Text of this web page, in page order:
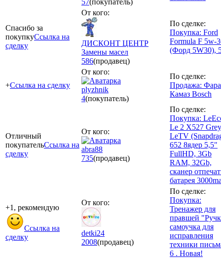
Спасибо за
покупкуСсылка на
сделку
От кого:
ДИСКОНТ ЦЕНТР
Замены масел
586(продавец)
По сделке:
Покупка: Ford
Formula F 5w-
(Форд 5W30),
+Ссылка на сделку
От кого:
plyzhnik
4(покупатель)
По сделке:
Продажа: Фара
Камаз Bosch
Отличный
покупательСсылка на
сделку
От кого:
abra88
735(продавец)
По сделке:
Покупка:
Le 2 X527 Grey
LeTV
652 8ядер 5,5"
FullHD, 3Gb
RAM, 32Gb,
сканер
батарея
+1, рекомендую
Ссылка на
сделку
От кого:
detki24
2008(продавец)
По сделке:
Покупка:
Тренажер для
правшей
самоучка для
исправления
техники
6 . Новая!